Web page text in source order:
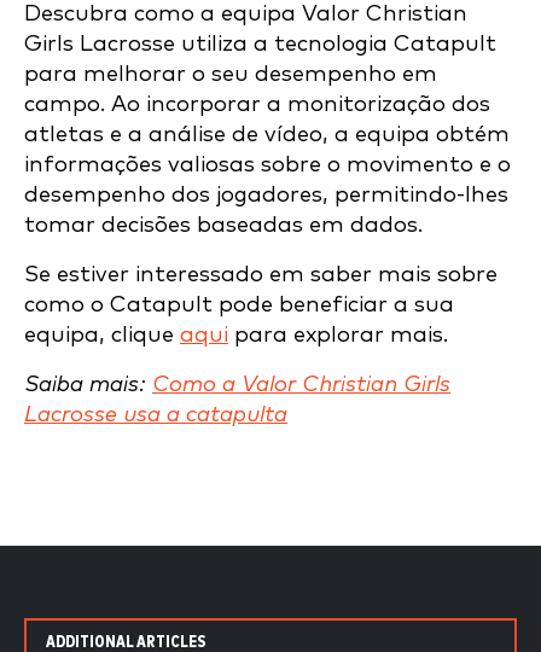
Descubra como a equipa Valor Christian
Girls Lacrosse utiliza a tecnologia Catapult
para melhorar o seu desempenho em
campo. Ao incorporar a monitorização dos
atletas e a análise de vídeo, a equipa obtém
informações valiosas sobre o movimento e o
desempenho dos jogadores, permitindo-lhes
tomar decisões baseadas em dados.
Se estiver interessado em saber mais sobre
como o Catapult pode beneficiar a sua
equipa, clique aqui para explorar mais.
Saiba mais: Como a Valor Christian Girls
Lacrosse usa a catapulta
ADDITIONAL ARTICLES